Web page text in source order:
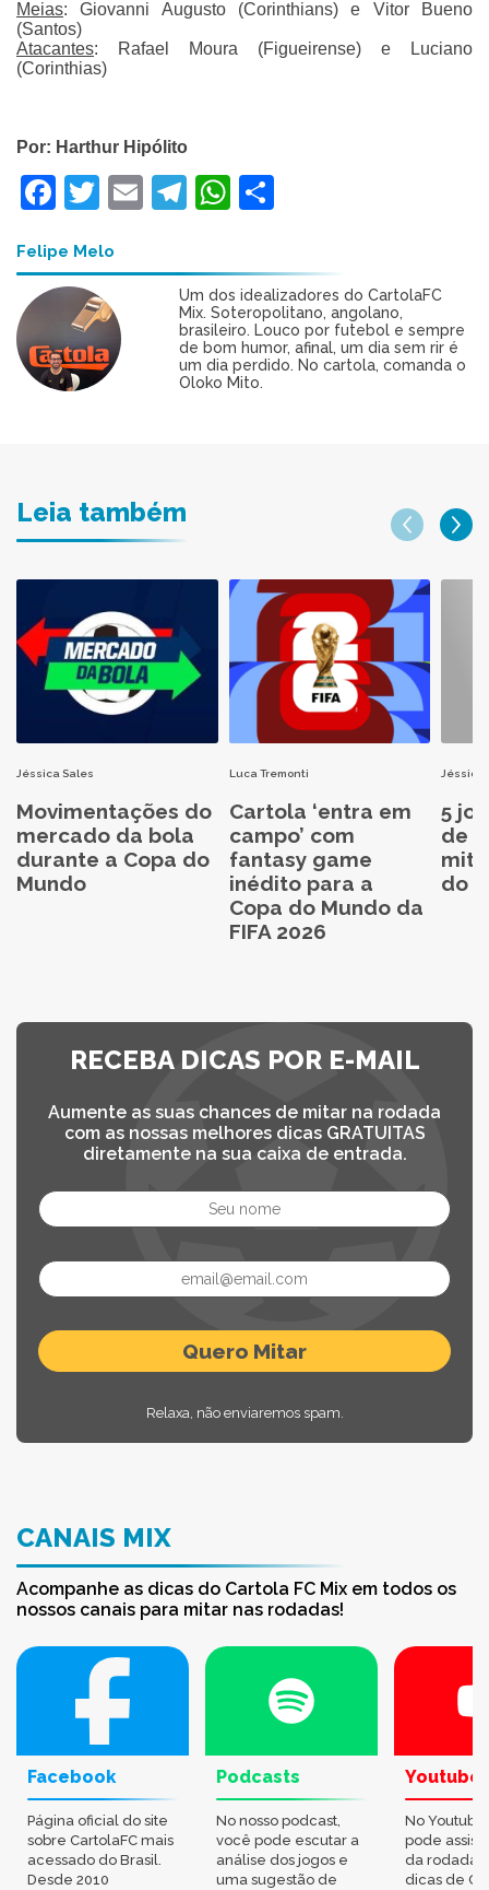
Meias: Giovanni Augusto (Corinthians) e Vitor Bueno
(Santos)
Atacantes: Rafael Moura (Figueirense) e Luciano
(Corinthias)
Por: Harthur Hipólito
Facebook
Twitter
EmailTelegram
WhatsApp
Felipe Melo
Um dos idealizadores do CartolaFC
Mix. Soteropolitano, angolano,
brasileiro. Louco por futebol e sempre
de bom humor, afinal, um dia sem rir é
um dia perdido. No cartola, comanda o
Oloko Mito.
Leia também
Jéssica Sales
Movimentações do
mercado da bola
durante a Copa do
Mundo
Luca Tremonti
Cartola ‘entra em
campo’ com
fantasy game
inédito para a
Copa do Mundo da
FIFA 2026
Jéssica
5
de
do
RECEBA DICAS POR E-MAIL
Aumente as suas chances de mitar na rodada
com as nossas melhores dicas GRATUITAS
diretamente na sua caixa de entrada.
Relaxa, não enviaremos spam.
CANAIS MIX
Acompanhe as dicas do Cartola FC Mix em todos os
nossos canais para mitar nas rodadas!
Facebook
Página oficial do site
sobre CartolaFC mais
acessado do Brasil.
Desde 2010
Podcasts
No nosso podcast,
você pode escutar a
análise dos jogos e
uma sugestão de
Youtube
No
pode
da rodada,
dicas de